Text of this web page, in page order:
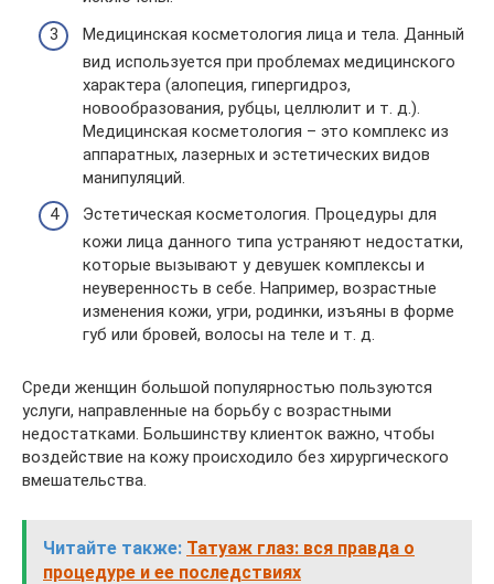
Медицинская косметология лица и тела. Данный
вид используется при проблемах медицинского
характера (алопеция, гипергидроз,
новообразования, рубцы, целлюлит и т. д.).
Медицинская косметология – это комплекс из
аппаратных, лазерных и эстетических видов
манипуляций.
Эстетическая косметология. Процедуры для
кожи лица данного типа устраняют недостатки,
которые вызывают у девушек комплексы и
неуверенность в себе. Например, возрастные
изменения кожи, угри, родинки, изъяны в форме
губ или бровей, волосы на теле и т. д.
Среди женщин большой популярностью пользуются
услуги, направленные на борьбу с возрастными
недостатками. Большинству клиенток важно, чтобы
воздействие на кожу происходило без хирургического
вмешательства.
Читайте также: Татуаж глаз: вся правда о
процедуре и ее последствиях